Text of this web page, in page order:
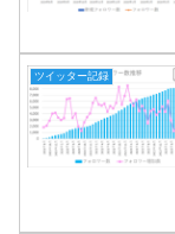
ツイッター記録